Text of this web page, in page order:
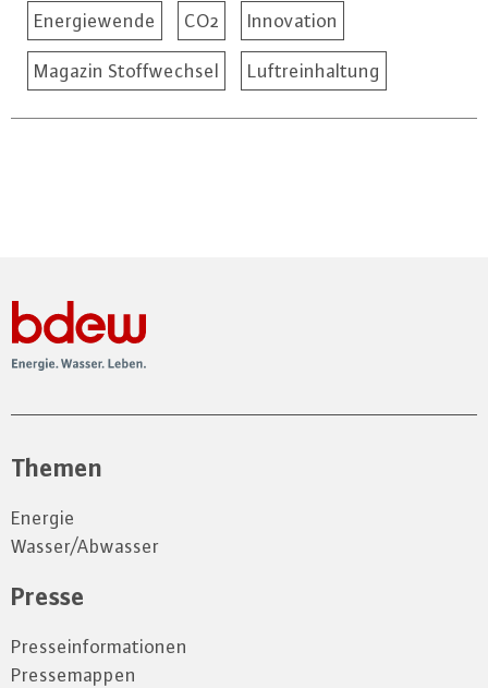
Energiewende CO2 Innovation
Magazin Stoffwechsel Luftreinhaltung
Themen
Energie
Wasser/Abwasser
Presse
Presseinformationen
Pressemappen